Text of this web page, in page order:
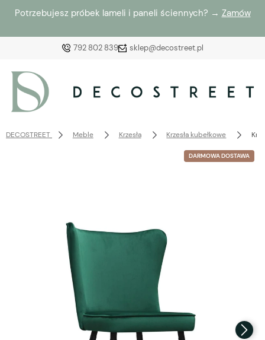
Potrzebujesz próbek lameli i paneli ściennych? → Zamów
792 802 839 sklep@decostreet.pl
Załóż konto
z poprzedniej sesji.
DECOSTREET Meble Krzesła Krzesła kubełkowe
DARMOWA DOSTAWA